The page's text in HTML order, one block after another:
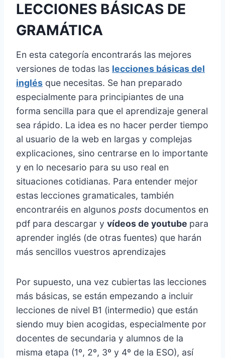
LECCIONES BÁSICAS DE
GRAMÁTICA
En esta categoría encontrarás las mejores
versiones de todas las lecciones básicas del
inglés que necesitas. Se han preparado
especialmente para principiantes de una
forma sencilla para que el aprendizaje general
sea rápido. La idea es no hacer perder tiempo
al usuario de la web en largas y complejas
explicaciones, sino centrarse en lo importante
y en lo necesario para su uso real en
situaciones cotidianas. Para entender mejor
estas lecciones gramaticales, también
encontraréis en algunos posts documentos en
pdf para descargar y vídeos de youtube para
aprender inglés (de otras fuentes) que harán
más sencillos vuestros aprendizajes
Por supuesto, una vez cubiertas las lecciones
más básicas, se están empezando a incluir
lecciones de nivel B1 (intermedio) que están
siendo muy bien acogidas, especialmente por
docentes de secundaria y alumnos de la
misma etapa (1º, 2º, 3º y 4º de la ESO), así